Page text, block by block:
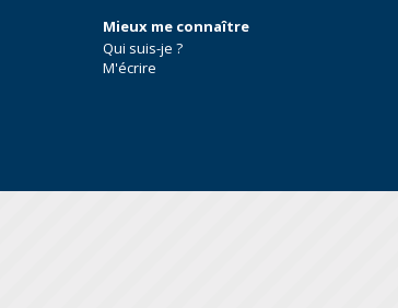
Mieux me connaître
Qui suis-je ?
M'écrire